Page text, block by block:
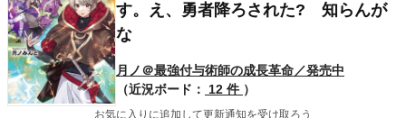
す。え、勇者降ろされた? 知らんが
な
月ノ＠最強付与術師の成長革命／発売中
（近況ボード：
12 件 ）
お気に入りに追加して更新通知を受け取ろう